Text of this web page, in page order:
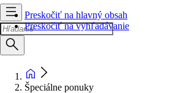
Preskočiť na hlavný obsah
Preskočiť na vyhľadávanie
Špeciálne ponuky